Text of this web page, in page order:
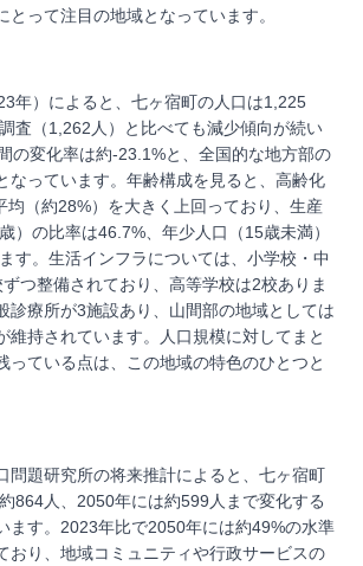
とって注目の地域となっています。
年）によると、七ヶ宿町の人口は1,225
査（1,262人）と比べても減少傾向が続い
の変化率は約-23.1%と、全国的な地方部の
なっています。年齢構成を見ると、高齢化
均（約28%）を大きく上回っており、生産
）の比率は46.7%、年少人口（15歳未満）
す。生活インフラについては、小学校・中
つ整備されており、高等学校は2校ありま
診療所が3施設あり、山間部の地域としては
維持されています。人口規模に対してまと
っている点は、この地域の特色のひとつと
問題研究所の将来推計によると、七ヶ宿町
864人、2050年には約599人まで変化する
ます。2023年比で2050年には約49%の水準
おり、地域コミュニティや行政サービスの